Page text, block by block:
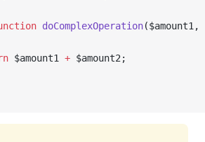
doComplexOperation($amount1,
$amount1 + $amount2;